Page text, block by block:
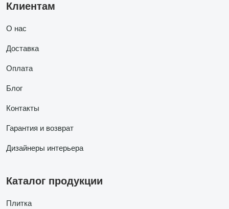
Клиентам
О нас
Доставка
Оплата
Блог
Контакты
Гарантия и возврат
Дизайнеры интерьера
Каталог продукции
Плитка